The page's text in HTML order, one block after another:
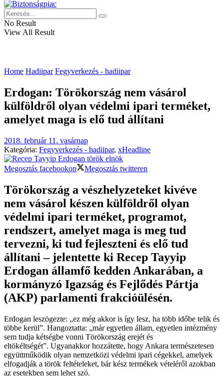
No Result
View All Result
Home Hadiipar Fegyverkezés - hadiipar
Erdogan: Törökország nem vásárol
külföldről olyan védelmi ipari terméket,
amelyet maga is elő tud állítani
2018. február 11. vasárnap
Kategória: Fegyverkezés - hadiipar, xHeadline
Megosztás facebookon Megosztás twitteren
Törökország a vészhelyzeteket kivéve
nem vásárol készen külföldről olyan
védelmi ipari terméket, programot,
rendszert, amelyet maga is meg tud
tervezni, ki tud fejleszteni és elő tud
állítani – jelentette ki Recep Tayyip
Erdogan államfő kedden Ankarában, a
kormányzó Igazság és Fejlődés Pártja
(AKP) parlamenti frakcióülésén.
Erdogan leszögezte: „ez még akkor is így lesz, ha több időbe telik és
többe kerül”. Hangoztatta: „már egyetlen állam, egyetlen intézmény
sem tudja kétségbe vonni Törökország erejét és
eltökéltségét”. Ugyanakkor hozzátette, hogy Ankara természetesen
együttműködik olyan nemzetközi védelmi ipari cégekkel, amelyek
elfogadják a török feltételeket, bár kész termékek vételéről azokban
az esetekben sem lehet szó.